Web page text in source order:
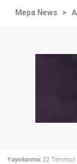
Mepa News >
Yayınlanma: 22 Temmuz